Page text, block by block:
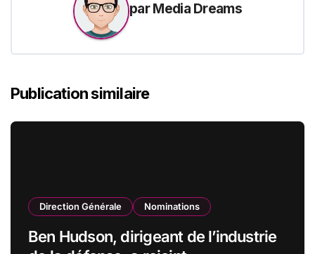
parMedia Dreams
Publication similaire
Direction Générale Nominations
Ben Hudson, dirigeant de l’industrie